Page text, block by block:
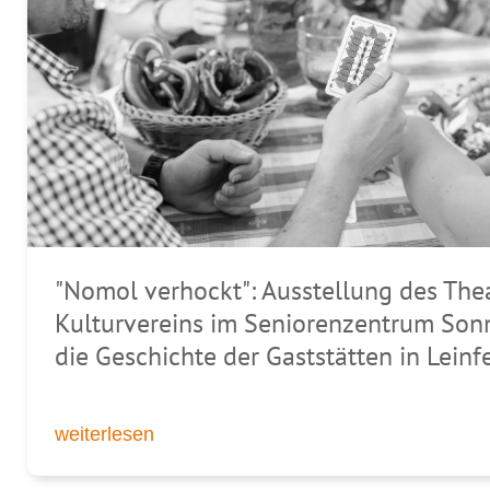
"Nomol verhockt": Ausstellung des
Kulturvereins im Seniorenzentrum
die Geschichte der Gaststätten in
weiterlesen
Kunsttherapie und KiSen
weiterlesen
Neu bei uns im Hause: Schall-Liegen
weiterlesen